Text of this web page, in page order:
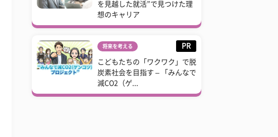
を見越した就活”で見つけた理
想のキャリア
将来を考える PR
こどもたちの「ワクワク」で脱
炭素社会を目指す – 「みんなで
減CO2（ゲ...